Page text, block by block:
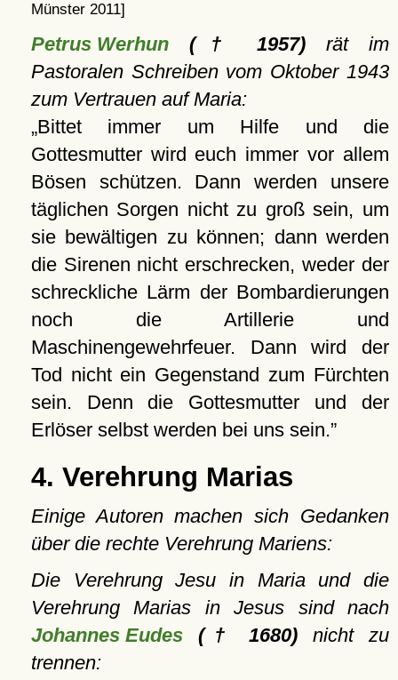
Münster 2011]
Petrus Werhun(† 1957)rät im
Pastoralen Schreiben vom Oktober 1943
zum Vertrauen auf Maria:
Bittet immer um Hilfe und die
Gottesmutter wird euch immer vor allem
Bösen schützen. Dann werden unsere
täglichen Sorgen nicht zu groß sein, um
sie bewältigen zu können; dann werden
die Sirenen nicht erschrecken, weder der
schreckliche Lärm der Bombardierungen
noch die Artillerie und
Maschinengewehrfeuer. Dann wird der
Tod nicht ein Gegenstand zum Fürchten
sein. Denn die Gottesmutter und der
Erlöser selbst werden bei uns sein.
4. Verehrung Marias
Einige Autoren machen sich Gedanken
über die rechte Verehrung Mariens:
Die Verehrung Jesu in Maria und die
Verehrung Marias in Jesus sind nach
Johannes Eudes(† 1680) nicht zu
trennen: